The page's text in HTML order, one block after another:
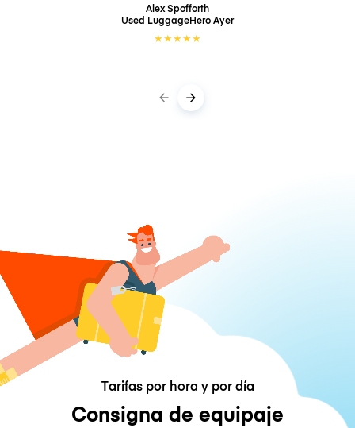
Alex Spofforth
Used LuggageHeroAyer
★★★★★
Tarifas por hora y por día
Consigna de equipaje